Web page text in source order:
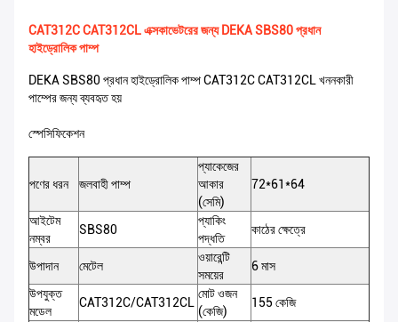
CAT312C CAT312CL এক্সকাভেটরের জন্য DEKA SBS80 প্রধান
হাইড্রোলিক পাম্প
DEKA SBS80 প্রধান হাইড্রোলিক পাম্প CAT312C CAT312CL খননকারী
পাম্পের জন্য ব্যবহৃত হয়
স্পেসিফিকেশন
পণের ধরন জলবাহী পাম্প
প্যাকেজের
আকার
(সেমি)
72*61*64
আইটেম
নম্বর
SBS80
প্যাকিং
পদ্ধতি
কাঠের ক্ষেত্রে
উপাদান মেটেল
ওয়ারেন্টি
সময়ের
6 মাস
উপযুক্ত
মডেল
CAT312C/CAT312CL
মোট ওজন
(কেজি)
155 কেজি